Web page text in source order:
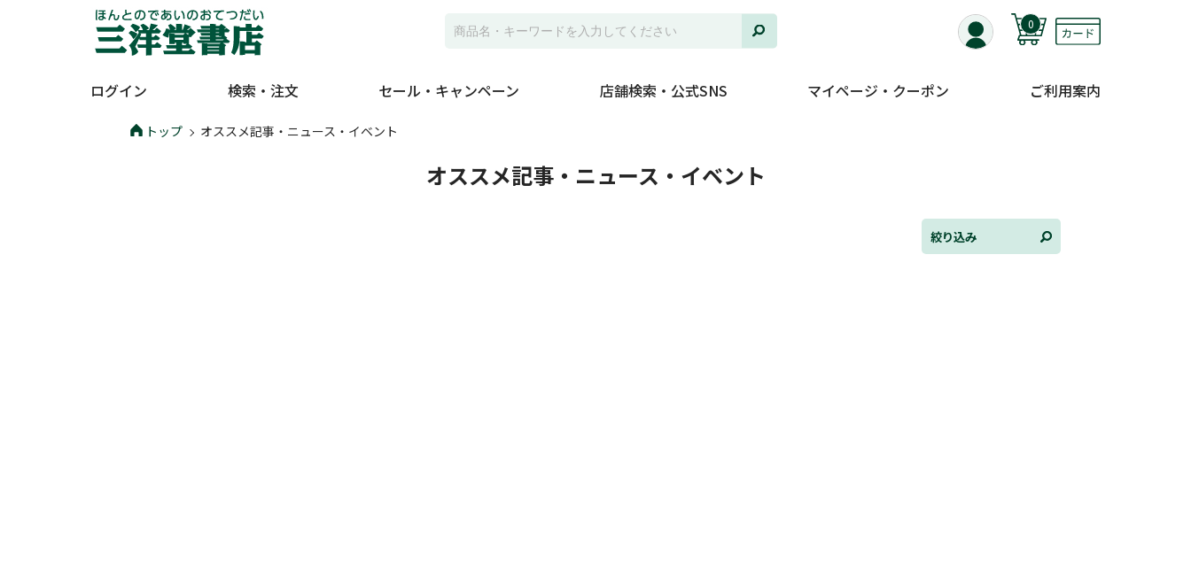
0
ログイン 検索・注文 セール・キャンペーン 店舗検索・公式SNS マイページ・クーポン ご利用案内
トップ オススメ記事・ニュース・イベント
オススメ記事・ニュース・イベント
絞り込み
コミック・ラノベ館